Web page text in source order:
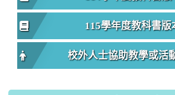
115學年度教科書版
校外人士協助教學或活